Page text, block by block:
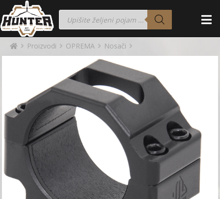
Proizvodi OPREMA Nosači